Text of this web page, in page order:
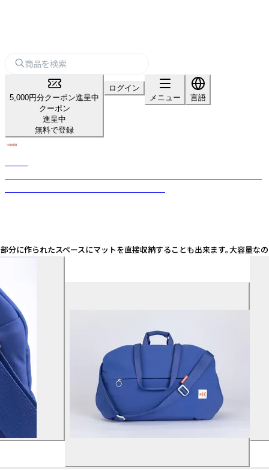
5,000円分クーポン進呈中
クーポン
進呈中
無料で登録
ログイン
メニュー
言語
作られたスペースにマットを直接収納することも出来ます。大容量なの